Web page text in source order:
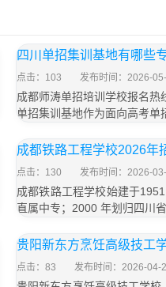
四川单招集训基地有哪些
点击：103 发布时间：2026-
成都师涛单招培训学校报名热
单招集训基地作为面向高考
成都铁路工程学校2026年
点击：130 发布时间：2026-
成都铁路工程学校始建于
直属中专；2000 年划归四川省
贵阳新东方烹饪高级技工
点击：83 发布时间：2026-04-